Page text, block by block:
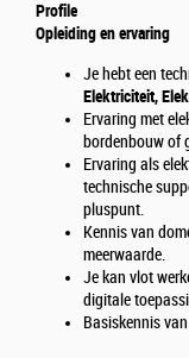
Profile
Opleiding en ervaring
Je hebt een
Elektriciteit,
Ervaring met
bordenbouw of
Ervaring als
technische
pluspunt.
Kennis van
meerwaarde.
Je kan vlot
digitale
Basiskennis